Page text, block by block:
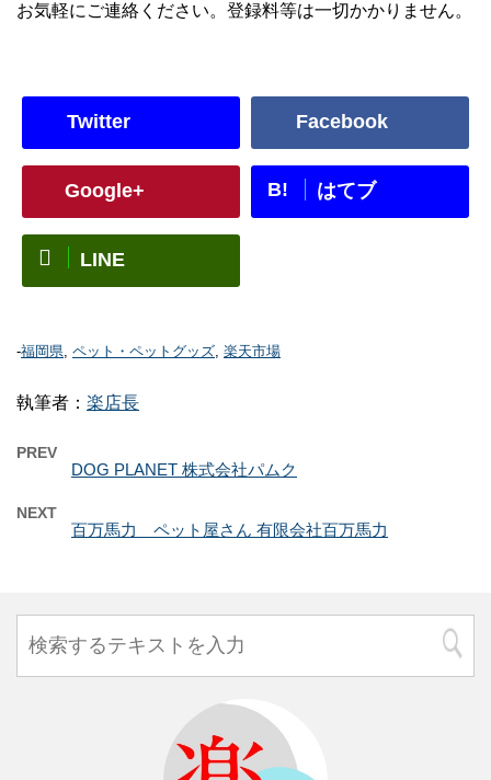
お気軽にご連絡ください。登録料等は一切かかりません。
Twitter Facebook
Google+ B! はてブ
LINE
-福岡県, ペット・ペットグッズ, 楽天市場
執筆者： 楽店長
PREV
DOG PLANET 株式会社パムク
NEXT
百万馬力 ペット屋さん 有限会社百万馬力